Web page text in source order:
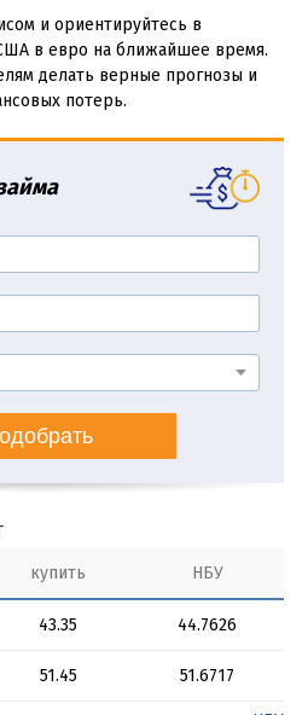
и ориентируйтесь в
в евро на ближайшее время.
делать верные прогнозы и
потерь.
купить НБУ
43.35 44.7626
51.45 51.6717